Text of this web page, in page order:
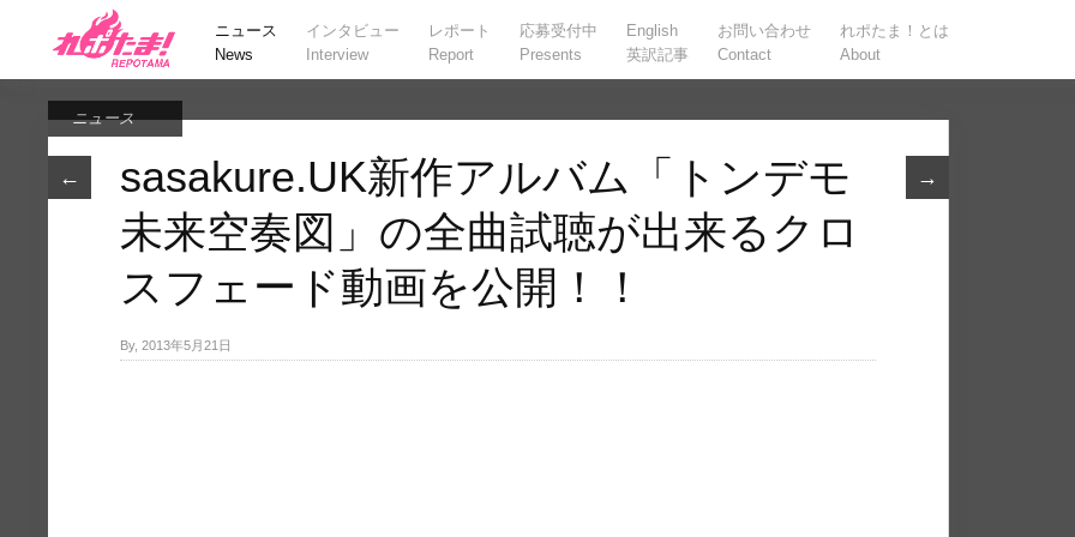
ニュース
News
インタビュー
Interview
レポート
Report
応募受付中
Presents
English
英訳記事
お問い合わせ
Contact
れポたま！とは
About
← →
ニュース
sasakure.UK新作アルバム「トンデモ
未来空奏図」の全曲試聴が出来るクロ
スフェード動画を公開！！
By, 2013年5月21日